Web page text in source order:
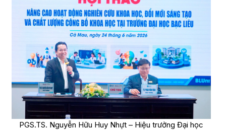
PGS.TS. Nguyễn Hữu Huy Nhựt – Hiệu trưởng Đại học